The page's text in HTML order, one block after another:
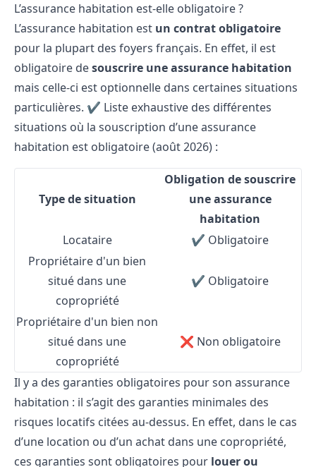
L’assurance habitation est-elle obligatoire ?
L’assurance habitation est un contrat obligatoire
pour la plupart des foyers français. En effet, il est
obligatoire desouscrire une assurance habitation
mais celle-ci est optionnelle dans certaines situations
particulières. ✔️ Liste exhaustive des différentes
situations où la souscription d’une assurance
habitation est obligatoire (août 2026) :
Type de situation
Obligation de souscrire
une assurance
habitation
Locataire
✔️ Obligatoire
Propriétaire d'un bien
situé dans une
copropriété
✔️ Obligatoire
Propriétaire d'un bien non
situé dans une
copropriété
❌ Non obligatoire
Il y a des garanties obligatoires pour son assurance
habitation : il s’agit des garanties minimales des
risques locatifs citées au-dessus. En effet, dans le cas
d’une location ou d’un achat dans une copropriété,
ces garanties sont obligatoires pour louer ou